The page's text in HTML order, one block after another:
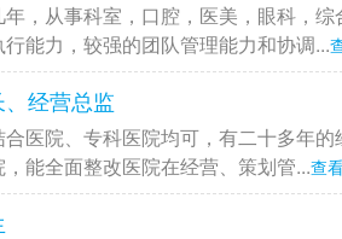
，从事科室，口腔，医美，眼科，
能力，较强的团队管理能力和协调...
经营总监
医院、专科医院均可，有二十多年
，能全面整改医院在经营、策划管...查